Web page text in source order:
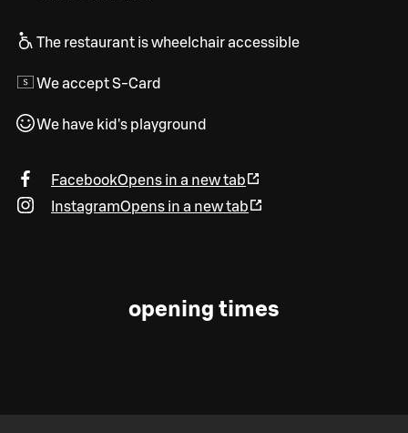
The restaurant is wheelchair accessible
We accept S-Card
We have kid's playground
FacebookOpens in a new tab
InstagramOpens in a new tab
opening times